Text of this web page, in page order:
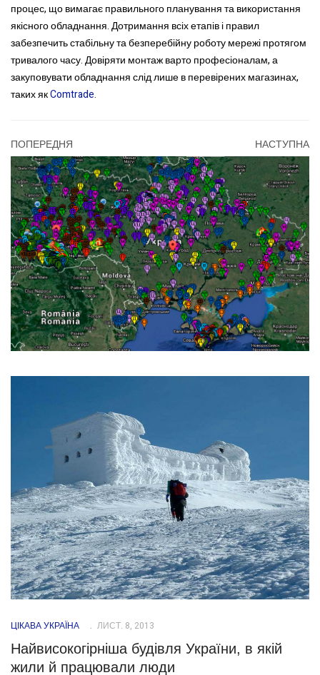
процес, що вимагає правильного планування та використання
якісного обладнання. Дотримання всіх етапів і правил
забезпечить стабільну та безперебійну роботу мережі протягом
тривалого часу. Довіряти монтаж варто професіоналам, а
закуповувати обладнання слід лише в перевірених магазинах,
таких якComtrade.
ПОПЕРЕДНЯ НАСТУПНА
ЦІКАВА УКРАЇНА ЛИСТ. 8, 2013
Найвисокогірніша будівля України, в якій
жили й працювали люди